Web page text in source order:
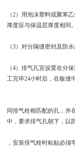
（2）用泡沫塑料或聚苯
厚度应与保温层厚度相同。
（3）对分隔缝密封及防
（4）排气孔宜设置在分
工完毕24小时后，在板缝
同排气栓相匹配的孔，并
中，要求排气孔朝下，以
，安装排气栓时粘贴必须